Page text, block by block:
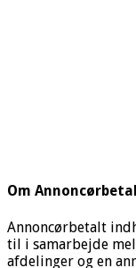
Om
Annoncørbetalt
til i samarbejde
afdelinger og en